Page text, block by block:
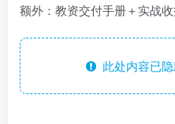
额外：教资交付手册＋实战
此处内容已隐